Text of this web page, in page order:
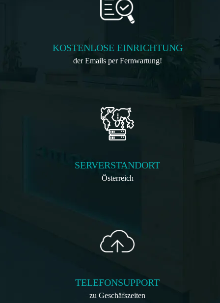
KOSTENLOSE EINRICHTUNG
der Emails per Fernwartung!
SERVERSTANDORT
Österreich
TELEFONSUPPORT
zu Geschäfszeiten